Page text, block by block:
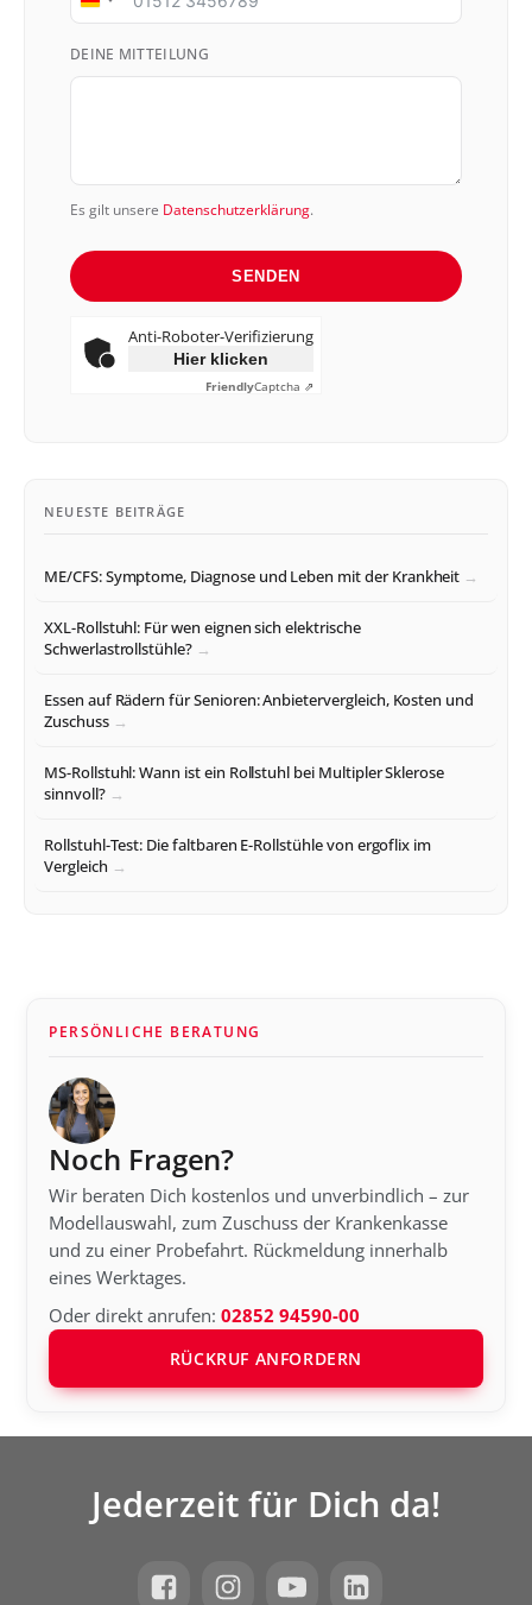
Germany
DEINE MITTEILUNG
Es gilt unsere Datenschutzerklärung.
SENDEN
Anti-Roboter-Verifizierung
Hier klicken
FriendlyCaptcha ⇗
NEUESTE BEITRÄGE
ME/CFS: Symptome, Diagnose und Leben mit der Krankheit
XXL-Rollstuhl: Für wen eignen sich elektrische
Schwerlastrollstühle?
Essen auf Rädern für Senioren: Anbietervergleich, Kosten und
Zuschuss
MS-Rollstuhl: Wann ist ein Rollstuhl bei Multipler Sklerose
sinnvoll?
Rollstuhl-Test: Die faltbaren E-Rollstühle von ergoflix im
Vergleich
PERSÖNLICHE BERATUNG
Noch Fragen?
Wir beraten Dich kostenlos und unverbindlich – zur
Modellauswahl, zum Zuschuss der Krankenkasse
und zu einer Probefahrt. Rückmeldung innerhalb
eines Werktages.
Oder direkt anrufen:02852 94590-00
RÜCKRUF ANFORDERN
Jederzeit für Dich da!